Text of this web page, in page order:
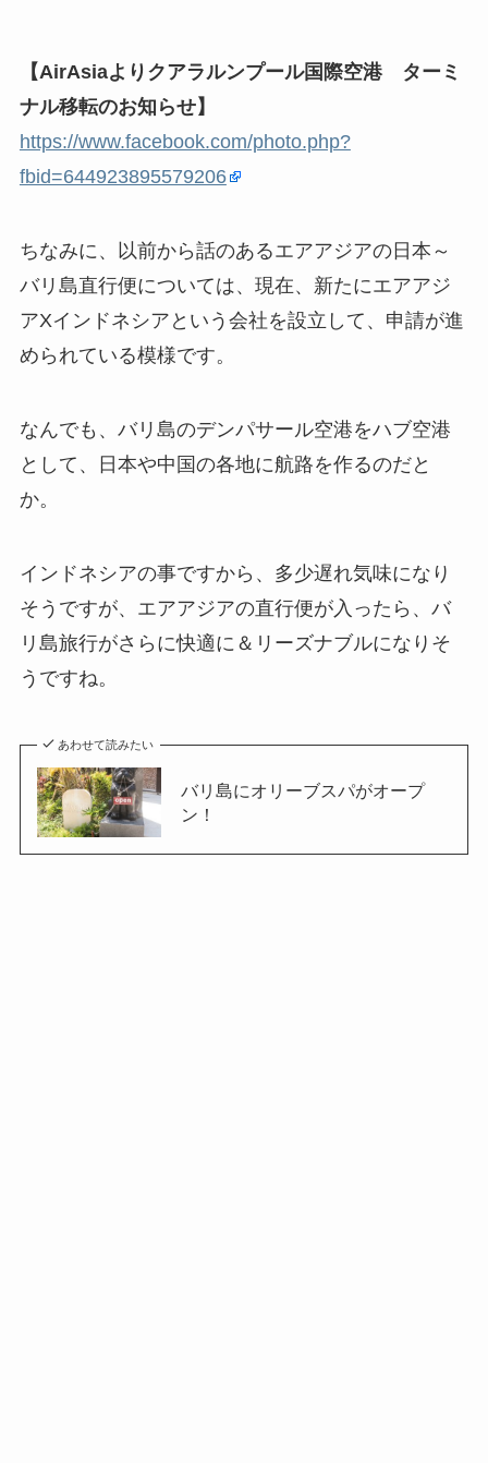
【AirAsiaよりクアラルンプール国際空港 ターミ
ナル移転のお知らせ】
https://www.facebook.com/photo.php?
fbid=644923895579206
ちなみに、以前から話のあるエアアジアの日本～
バリ島直行便については、現在、新たにエアアジ
アXインドネシアという会社を設立して、申請が進
められている模様です。
なんでも、バリ島のデンパサール空港をハブ空港
として、日本や中国の各地に航路を作るのだと
か。
インドネシアの事ですから、多少遅れ気味になり
そうですが、エアアジアの直行便が入ったら、バ
リ島旅行がさらに快適に＆リーズナブルになりそ
うですね。
あわせて読みたい
バリ島にオリーブスパがオープ
ン！